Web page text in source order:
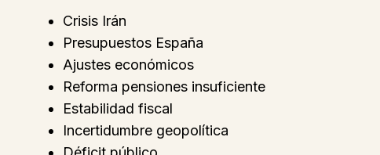
Crisis Irán
Presupuestos España
Ajustes económicos
Reforma pensiones insuficiente
Estabilidad fiscal
Incertidumbre geopolítica